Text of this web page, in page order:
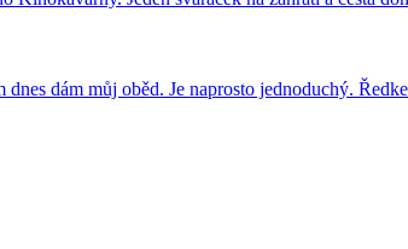
dnes dám můj oběd. Je naprosto jednoduchý.